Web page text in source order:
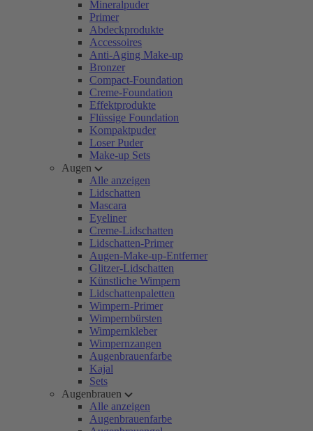
Mineralpuder
Primer
Abdeckprodukte
Accessoires
Anti-Aging Make-up
Bronzer
Compact-Foundation
Creme-Foundation
Effektprodukte
Flüssige Foundation
Kompaktpuder
Loser Puder
Make-up Sets
Augen
Alle anzeigen
Lidschatten
Mascara
Eyeliner
Creme-Lidschatten
Lidschatten-Primer
Augen-Make-up-Entferner
Glitzer-Lidschatten
Künstliche Wimpern
Lidschattenpaletten
Wimpern-Primer
Wimpernbürsten
Wimpernkleber
Wimpernzangen
Augenbrauenfarbe
Kajal
Sets
Augenbrauen
Alle anzeigen
Augenbrauenfarbe